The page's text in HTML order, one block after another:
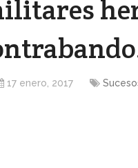
17 enero, 2017